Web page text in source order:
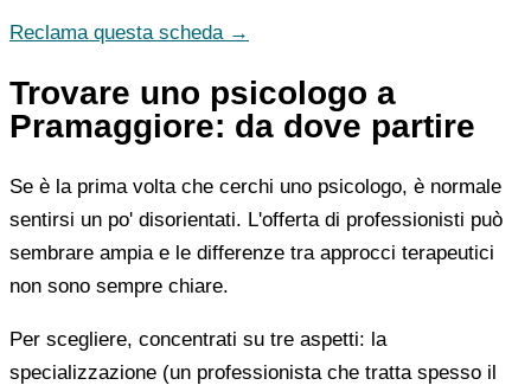
Reclama questa scheda →
Trovare uno psicologo a
Pramaggiore: da dove partire
Se è la prima volta che cerchi uno psicologo, è normale
sentirsi un po' disorientati. L'offerta di professionisti può
sembrare ampia e le differenze tra approcci terapeutici
non sono sempre chiare.
Per scegliere, concentrati su tre aspetti: la
specializzazione (un professionista che tratta spesso il